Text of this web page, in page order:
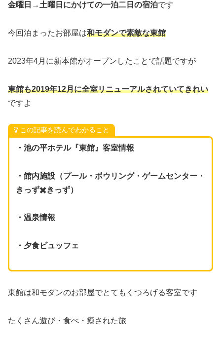
金曜日→土曜日にかけての一泊二日の宿泊です
今回泊まったお部屋は和モダンで素敵な東館
2023年4月に新本館がオープンしたことで話題ですが
東館も2019年12月に全室リニューアルされていてきれい
ですよ
この記事を読んでわかること
・池の平ホテル『東館』客室情報
・館内施設（プール・ボウリング・ゲームセンター・
きっず✖️きっず）
・温泉情報
・夕食ビュッフェ
東館は和モダンのお部屋でとてもくつろげる客室です
たくさん遊び・食べ・癒された旅